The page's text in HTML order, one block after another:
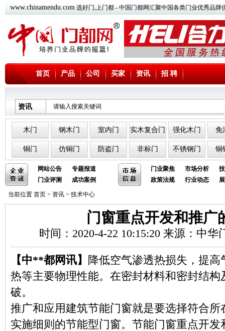
www.chinamendu.com选好门,上门都 - 中国门都网汇聚中国各类门业优秀品牌
首页 产品 公司 买家 资讯 招 聘
资讯
木门 钢木门 室内门 实木复合门 强化木门 免
铜门 仿铜门 防盗门 非标门 不锈钢门 铜
网站公告
专题报道
门业评测
成功案例
门业聚焦 市场分析
政策法规
行业动态
当前位置 首页 > 资讯 > 技术中心
门窗重点开发和推广
时间：2020-4-22 10:15:20 来源：中华
【中**都网讯】
降低空气渗透热损失，提
热等主要物理性能。在密封材料和密封结
破。
推广和应用建筑节能门窗就是要选择符合
实施细则的节能型门窗。节能门窗重点开